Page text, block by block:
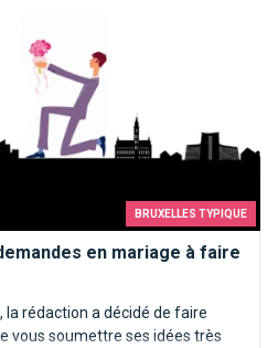
BRUXELLES TYPIQUE
en mariage à faire
la rédaction a décidé de faire
vous soumettre ses idées très